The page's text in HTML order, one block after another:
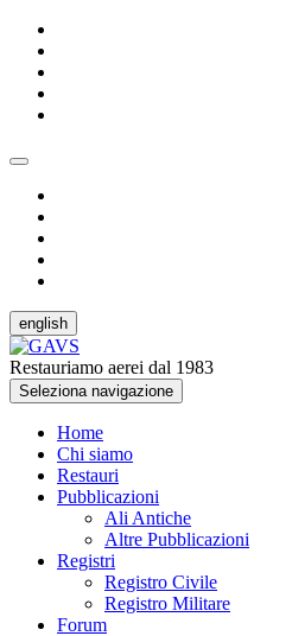
english
Restauriamo aerei dal 1983
Seleziona navigazione
Home
Chi siamo
Restauri
Pubblicazioni
Ali Antiche
Altre Pubblicazioni
Registri
Registro Civile
Registro Militare
Forum